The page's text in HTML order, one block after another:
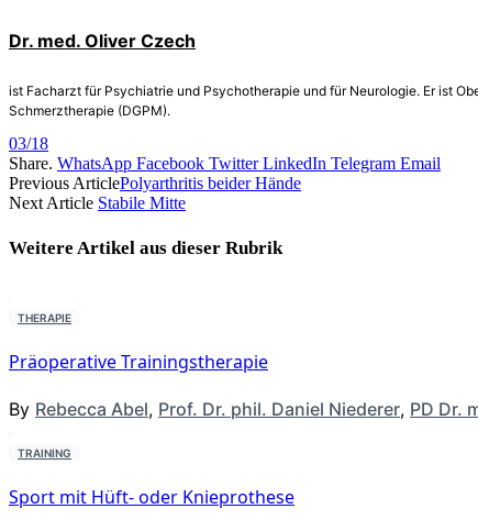
Dr. med. Oliver Czech
ist Facharzt für Psychiatrie und Psychotherapie und für Neurologie. Er ist
Schmerztherapie (DGPM).
03/18
Share. WhatsApp Facebook Twitter LinkedIn Telegram Email
Previous ArticlePolyarthritis beider Hände
Next Article Stabile Mitte
Weitere Artikel aus dieser Rubrik
THERAPIE
Präoperative Trainingstherapie
By Rebecca Abel, Prof. Dr. phil. Daniel Niederer, PD Dr.
TRAINING
Sport mit Hüft- oder Knieprothese